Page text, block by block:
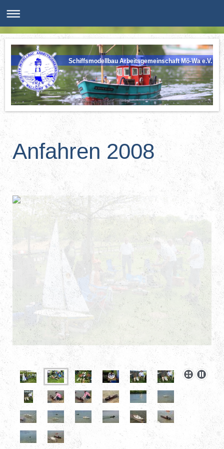
Schiffsmodellbau Arbeitsgemeinschaft Mö-Wa e.V.
Anfahren 2008